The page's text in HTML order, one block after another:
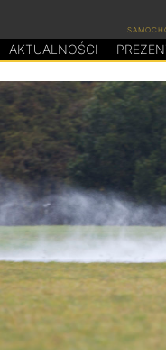
AKTUALNOŚCI